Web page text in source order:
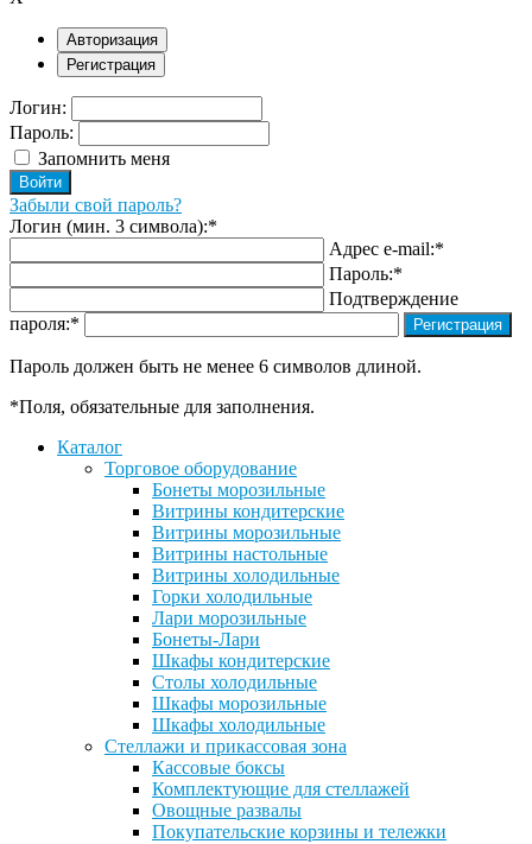
Авторизация
Регистрация
Логин:
Пароль:
Запомнить меня
Забыли свой пароль?
Логин (мин. 3 символа):*
Адрес e-mail:*
Пароль:*
Подтверждение
пароля:*
Пароль должен быть не менее 6 символов длиной.
*Поля, обязательные для заполнения.
Каталог
Торговое оборудование
Бонеты морозильные
Витрины кондитерские
Витрины морозильные
Витрины настольные
Витрины холодильные
Горки холодильные
Лари морозильные
Бонеты-Лари
Шкафы кондитерские
Столы холодильные
Шкафы морозильные
Шкафы холодильные
Стеллажи и прикассовая зона
Кассовые боксы
Комплектующие для стеллажей
Овощные развалы
Покупательские корзины и тележки